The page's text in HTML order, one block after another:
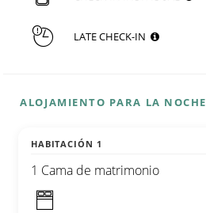
LATE CHECK-IN
ALOJAMIENTO PARA LA NOCHE
HABITACIÓN 1
1 Cama de matrimonio